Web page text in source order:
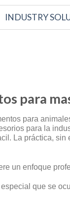
INDUSTRY
para
para
para la
La práctica, sin
un enfoque
que se